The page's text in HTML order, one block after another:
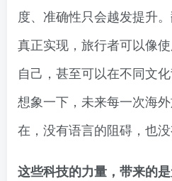
度、准确性只会越发提升
真正实现，旅行者可以像
自己，甚至可以在不同文
想象一下，未来每一次海
在，没有语言的阻碍，也没
这些科技的力量，带来的是